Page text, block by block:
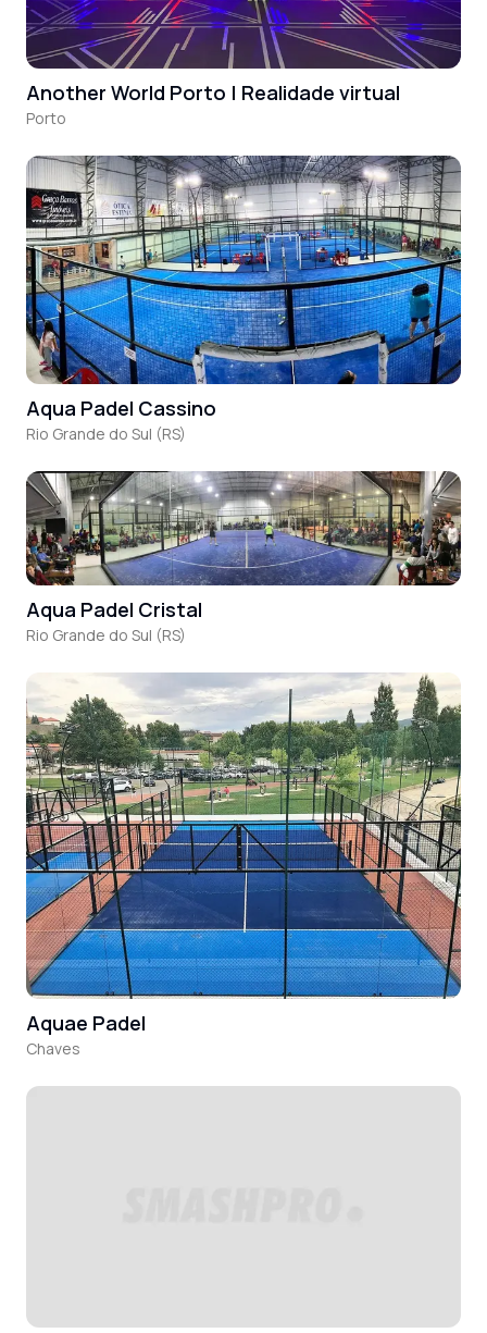
Another World Porto | Realidade virtual
Porto
Aqua Padel Cassino
Rio Grande do Sul (RS)
Aqua Padel Cristal
Rio Grande do Sul (RS)
Aquae Padel
Chaves